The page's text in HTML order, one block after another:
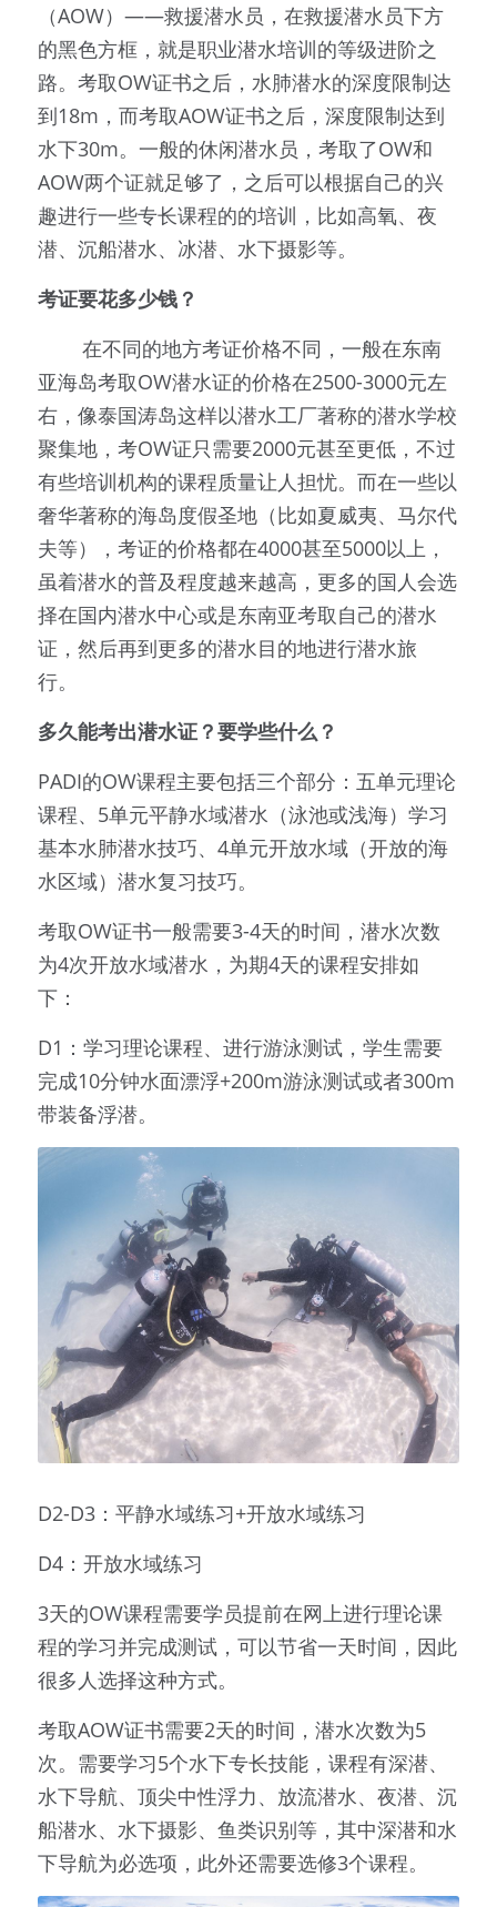
（AOW）——救援潜水员，在救援潜水员下方
的黑色方框，就是职业潜水培训的等级进阶之
路。考取OW证书之后，水肺潜水的深度限制达
到18m，而考取AOW证书之后，深度限制达到
水下30m。一般的休闲潜水员，考取了OW和
AOW两个证就足够了，之后可以根据自己的兴
趣进行一些专长课程的的培训，比如高氧、夜
潜、沉船潜水、冰潜、水下摄影等。
考证要花多少钱？
亚海岛考取OW潜水证的价格在2500-3000元左
右，像泰国涛岛这样以潜水工厂著称的潜水学校
聚集地，考OW证只需要2000元甚至更低，不过
有些培训机构的课程质量让人担忧。而在一些以
奢华著称的海岛度假圣地（比如夏威夷、马尔代
夫等），考证的价格都在4000甚至5000以上，
虽着潜水的普及程度越来越高，更多的国人会选
择在国内潜水中心或是东南亚考取自己的潜水
证，然后再到更多的潜水目的地进行潜水旅
行。
多久能考出潜水证？要学些什么？
PADI的OW课程主要包括三个部分：五单元理论
课程、5单元平静水域潜水（泳池或浅海）学习
基本水肺潜水技巧、4单元开放水域（开放的海
水区域）潜水复习技巧。
考取OW证书一般需要3-4天的时间，潜水次数
为4次开放水域潜水，为期4天的课程安排如
下：
D1：学习理论课程、进行游泳测试，学生需要
完成10分钟水面漂浮+200m游泳测试或者300m
带装备浮潜。
D2-D3：平静水域练习+开放水域练习
D4：开放水域练习
3天的OW课程需要学员提前在网上进行理论课
程的学习并完成测试，可以节省一天时间，因此
很多人选择这种方式。
考取AOW证书需要2天的时间，潜水次数为5
次。需要学习5个水下专长技能，课程有深潜、
水下导航、顶尖中性浮力、放流潜水、夜潜、沉
船潜水、水下摄影、鱼类识别等，其中深潜和水
下导航为必选项，此外还需要选修3个课程。